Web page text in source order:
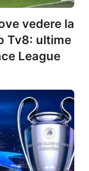
vedere la
Tv8: ultime
League